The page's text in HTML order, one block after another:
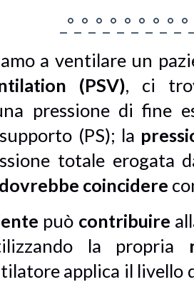
a ventilare un
(PSV), ci
pressione di fine
(PS); la
totale erogata
dovrebbe coincidere
può contribuire
la propria
applica il livello